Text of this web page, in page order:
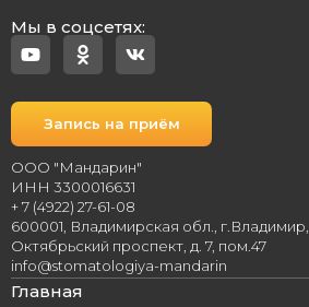
Главная
Мы в соцсетях:
Запись на приём
ООО "Мандарин"
ИНН 3300016631
+ 7 (4922) 27-61-08
600001, Владимирская обл., г.Владимир,
Октябрьский проспект, д. 7, пом.47
info@stomatologiya-mandarin